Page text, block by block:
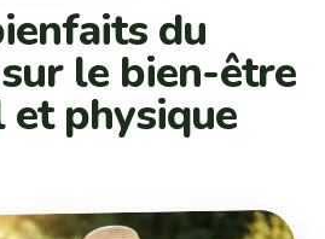
du
le bien-être
et physique